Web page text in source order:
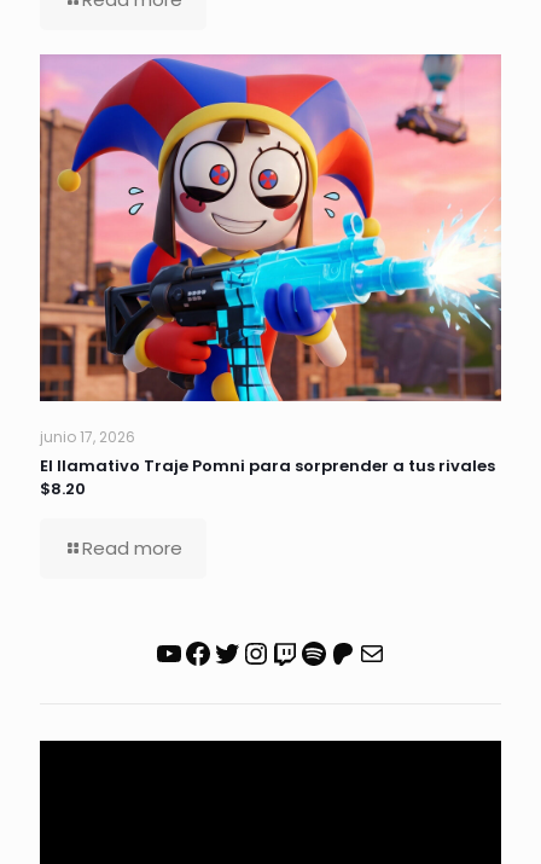
junio 17, 2026
El llamativo Traje Pomni para sorprender a tus rivales
$8.20
Read more
YouTube
Facebook
Twitter
Instagram
Twitch
Spotify
Patreon
Correo electrónico